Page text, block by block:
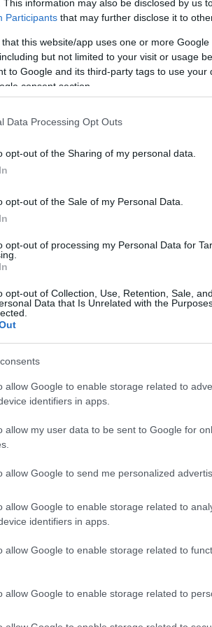
This information may also be disclosed by us
Participants that may further disclose it to
that this website/app uses one or more
but not limited to your visit or usage
to Google and its third-party tags to use
consent section.
Data Processing Opt Outs
opt-out of the Sharing of my personal data.
opt-out of the Sale of my Personal Data.
opt-out of processing my Personal Data for
opt-out of Collection, Use, Retention, Sale,
Data that Is Unrelated with the
allow Google to enable storage related to
identifiers in apps.
allow my user data to be sent to Google for
allow Google to send me personalized
allow Google to enable storage related to
identifiers in apps.
allow Google to enable storage related to
allow Google to enable storage related to
ώρες θα αναπτυχθούν
τοπικοί όμβροι και μεμονωμένες
– απόγευμα στα παράκτια από
θα επικρατήσουν βόρειοι
38 βαθμούς Κελσίου. Στη
χαμηλότερη.
ΣΤΕΡΕΑ, ΔΥΤΙΚΗ
– απογευματινές ώρες θα
ηπειρωτικά και πιθανώς στα
– απόγευμα δυτικοί
38 βαθμούς και στα νησιά
της Ηπείρου 2 με 3
ΑΝΑΤΟΛΙΚΗ ΠΕΛΟΠΟΝΝΗΣΟΣ
– απογευματινές ώρες θα
ορεινά.
και το μεσημέρι – απόγευμα στα
ένταση.
και τοπικά 39 βαθμούς Κελσίου.